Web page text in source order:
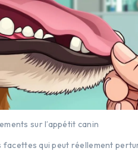
sur l’appétit canin
facettes qui peut réellement